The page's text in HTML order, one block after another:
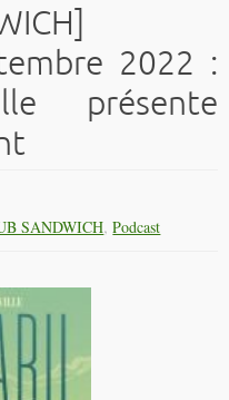
2022 :
présente
SANDWICH,Podcast